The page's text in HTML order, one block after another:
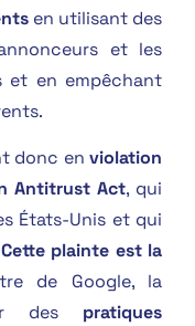
en utilisant des
et les
et en empêchant
donc en violation
Antitrust Act, qui
États-Unis et qui
Cette plainte est la
de Google, la
des pratiques